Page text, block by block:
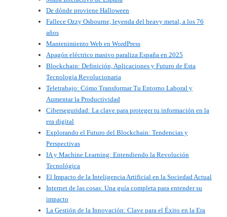
De dónde proviene Halloween
Fallece Ozzy Osbourne, leyenda del heavy metal, a los 76
años
Mantenimiento Web en WordPress
Apagón eléctrico masivo paraliza España en 2025
Blockchain: Definición, Aplicaciones y Futuro de Esta
Tecnología Revolucionaria
Teletrabajo: Cómo Transformar Tu Entorno Laboral y
Aumentar la Productividad
Ciberseguridad: La clave para proteger tu información en la
era digital
Explorando el Futuro del Blockchain: Tendencias y
Perspectivas
IA y Machine Learning: Entendiendo la Revolución
Tecnológica
El Impacto de la Inteligencia Artificial en la Sociedad Actual
Internet de las cosas: Una guía completa para entender su
impacto
La Gestión de la Innovación: Clave para el Éxito en la Era